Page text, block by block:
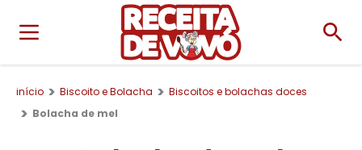
início Biscoito e Bolacha
Biscoitos e bolachas doces
Bolacha de mel